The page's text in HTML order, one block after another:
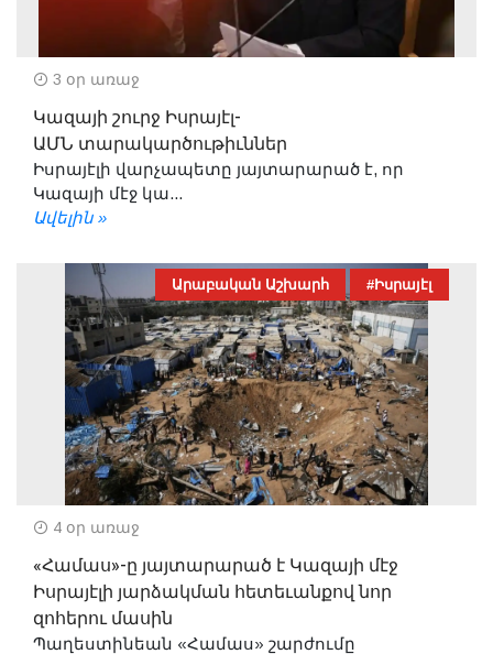
3 օր առաջ
Կազայի շուրջ Իսրայէլ-
ԱՄՆ տարակարծութիւններ
Իսրայէլի վարչապետը յայտարարած է, որ
Կազայի մէջ կա...
Ավելին »
Արաբական Աշխարհ #Իսրայէլ
4 օր առաջ
«Համաս»-ը յայտարարած է Կազայի մէջ
Իսրայէլի յարձակման հետեւանքով նոր
զոհերու մասին
Պաղեստինեան «Համաս» շարժումը